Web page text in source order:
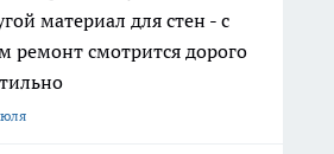
материал для стен - с
ремонт смотрится дорого